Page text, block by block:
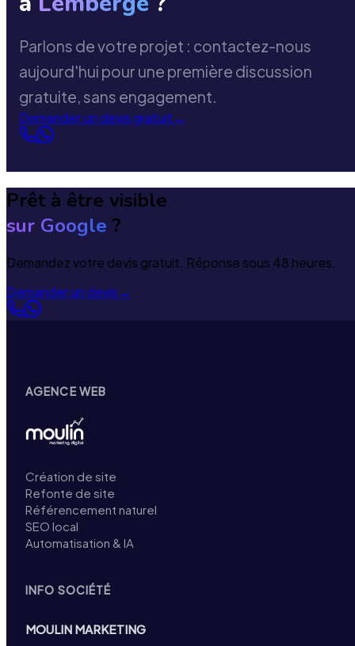
Parlons de votre projet : contactez-nous
aujourd'hui pour une première discussion
gratuite, sans engagement.
Demander un devis gratuit→
Prêt à être visible
sur Google ?
Demandez votre devis gratuit. Réponse sous 48 heures.
Demander un devis→
AGENCE WEB
Création de site
Refonte de site
Référencement naturel
SEO local
Automatisation & IA
INFO SOCIÉTÉ
MOULIN MARKETING